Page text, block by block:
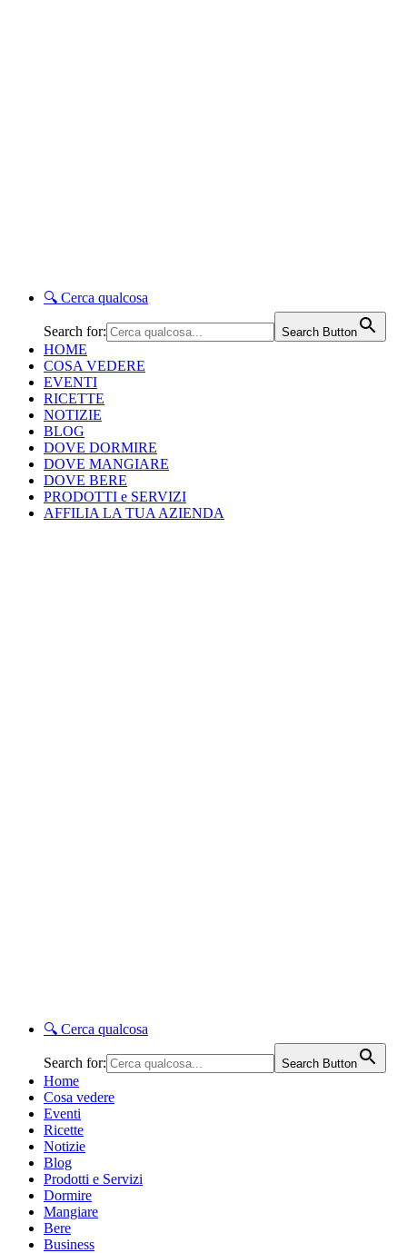
🔍 Cerca qualcosa
Search for: Search Button
HOME
COSA VEDERE
EVENTI
RICETTE
NOTIZIE
BLOG
DOVE DORMIRE
DOVE MANGIARE
DOVE BERE
PRODOTTI e SERVIZI
AFFILIA LA TUA AZIENDA
🔍 Cerca qualcosa
Search for: Search Button
Home
Cosa vedere
Eventi
Ricette
Notizie
Blog
Prodotti e Servizi
Dormire
Mangiare
Bere
Business